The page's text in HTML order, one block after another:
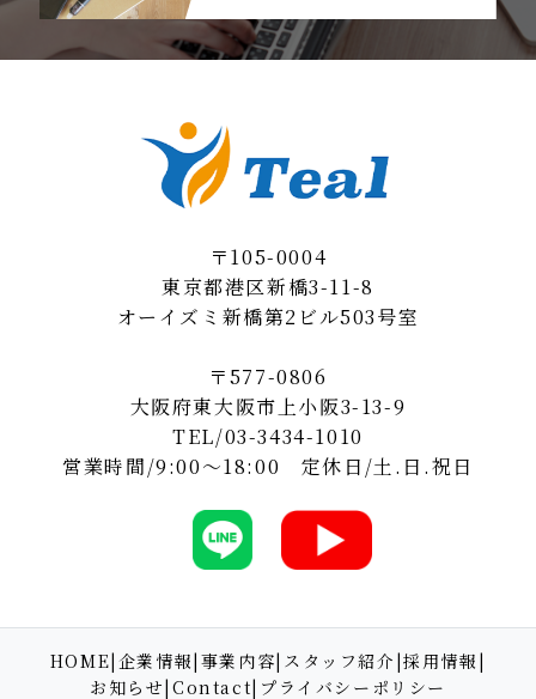
〒105-0004
東京都港区新橋3-11-8
オーイズミ新橋第2ビル503号室
〒577-0806
大阪府東大阪市上小阪3-13-9
TEL/03-3434-1010
営業時間/9:00～18:00 定休日/土.日.祝日
HOME| 企業情報| 事業内容| スタッフ紹介 |採用情報 |
お知らせ|Contact| プライバシーポリシー